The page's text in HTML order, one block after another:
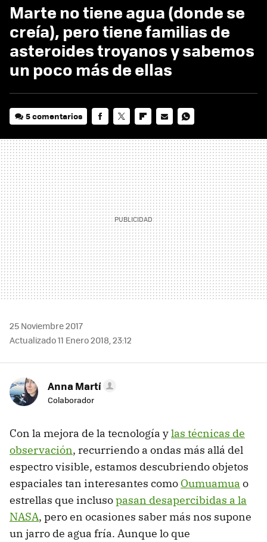
Marte no tiene agua (donde se
creía), pero tiene familias de
asteroides troyanos y sabemos
un poco más de ellas
5 comentarios
MAIL
25 Noviembre 2017
Actualizado 11 Enero 2018, 23:12
Anna Martí
Colaborador
Con la mejora de la tecnología ylas técnicas de
observación, recurriendo a ondas más allá del
espectro visible, estamos descubriendo objetos
espaciales tan interesantes como Oumuamua o
estrellas que inclusopasan desapercibidas a la
NASA, pero en ocasiones saber más nos supone
un jarro de agua fría. Aunque lo que